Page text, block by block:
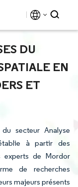
DU
EN
ET
secteur Analyse
à partir des
experts de Mordor
de recherches
majeurs présents